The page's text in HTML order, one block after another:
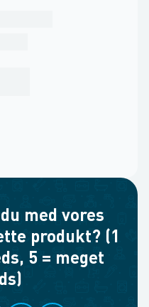
med vores
produkt? (1
5 = meget